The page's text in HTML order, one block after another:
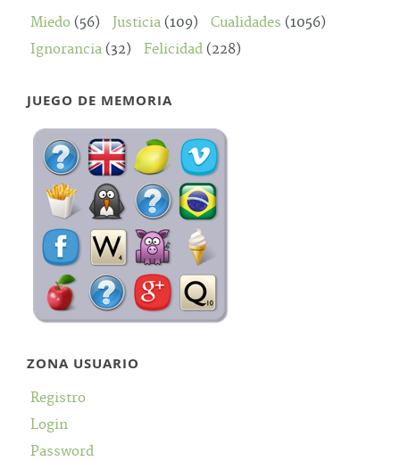
Miedo (56) Justicia (109) Cualidades (1056)
Ignorancia (32) Felicidad (228)
JUEGO DE MEMORIA
ZONA USUARIO
Registro
Login
Password